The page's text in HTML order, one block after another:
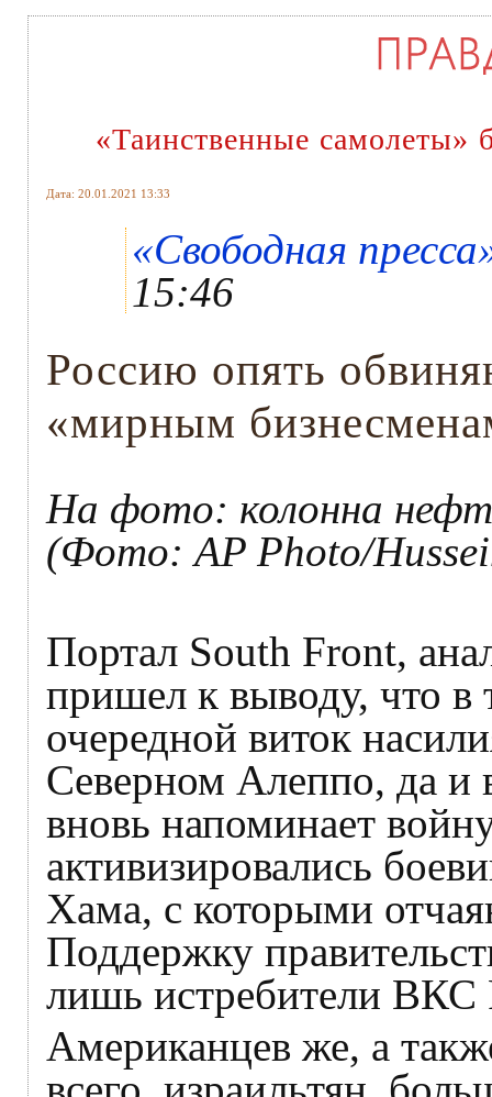
«Таинственные самолеты»
Дата: 20.01.2021 13:33
«Свободная
15:46
Россию опять
«мирным
На фото: колонна
(Фото: AP Photo/
Портал South Front,
пришел к выводу, что в
очередной виток
Северном Алеппо, да и
вновь напоминает
активизировались
Хама, с которыми
Поддержку
лишь истребители ВКС
Американцев же, а